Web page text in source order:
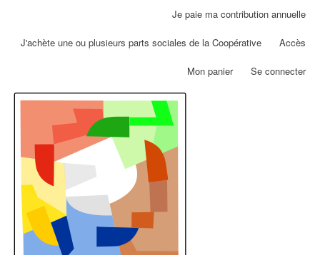
Aller
contenu
Je paie ma contribution annuelle
J'achète une ou plusieurs parts sociales de la Coopérative Accès
Mon panier Se connecter